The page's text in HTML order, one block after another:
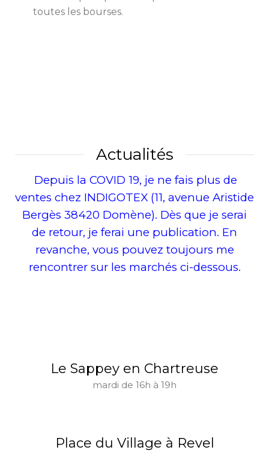
toutes les bourses.
Actualités
Depuis la COVID 19, je ne fais plus de
ventes chez INDIGOTEX (11, avenue Aristide
Bergès 38420 Domène). Dès que je serai
de retour, je ferai une publication. En
revanche, vous pouvez toujours me
rencontrer sur les marchés ci-dessous.
Le Sappey en Chartreuse
mardi de 16h à 19h
Place du Village à Revel